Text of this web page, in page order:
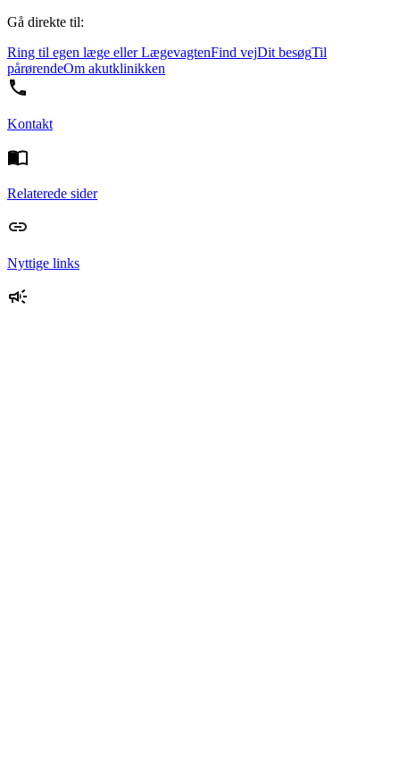
Gå direkte til:
Ring til egen læge eller LægevagtenFind vejDit besøgTil
pårørendeOm akutklinikken
Kontakt
Relaterede sider
Nyttige links